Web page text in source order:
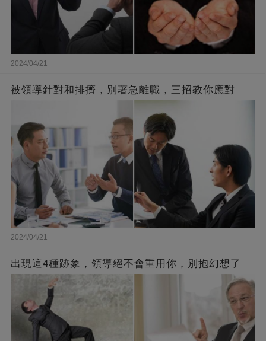
2024/04/21
被領導針對和排擠，別著急離職，三招教你應對
2024/04/21
出現這4種跡象，領導絕不會重用你，別抱幻想了